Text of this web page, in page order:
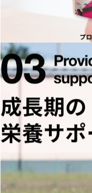
プ
成長期の
栄養サ